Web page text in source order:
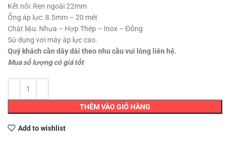
Kết nối: Ren ngoài 22mm
Ống áp lực: 8.5mm – 20 mét
Chật liệu: Nhựa – Hợp Thép – Inox – Đồng
Sử dụng với máy áp lực cao.
Quý khách cần dây dài theo nhu cầu vui lòng liên hệ.
Mua số lượng có giá tốt
THÊM VÀO GIỎ HÀNG
Add to wishlist